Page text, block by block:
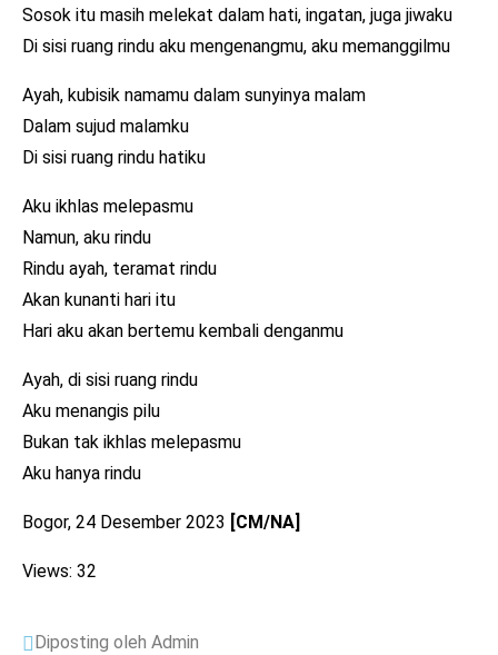
Sosok itu masih melekat dalam hati, ingatan, juga jiwaku
Di sisi ruang rindu aku mengenangmu, aku memanggilmu
Ayah, kubisik namamu dalam sunyinya malam
Dalam sujud malamku
Di sisi ruang rindu hatiku
Aku ikhlas melepasmu
Namun, aku rindu
Rindu ayah, teramat rindu
Akan kunanti hari itu
Hari aku akan bertemu kembali denganmu
Ayah, di sisi ruang rindu
Aku menangis pilu
Bukan tak ikhlas melepasmu
Aku hanya rindu
Bogor, 24 Desember 2023 [CM/NA]
Views: 32
Diposting oleh Admin